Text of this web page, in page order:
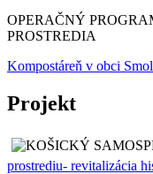
OPERAČNÝ
PROSTREDIA
Kompostáreň v obci
Projekt
prostrediu- revitalizácia